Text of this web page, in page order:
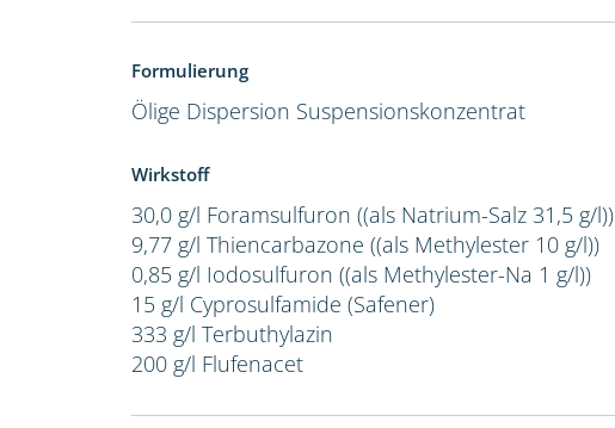
Formulierung
Ölige Dispersion Suspensionskonzentrat
Wirkstoff
30,0 g/l Foramsulfuron ((als Natrium-Salz 31,5 g/l))
9,77 g/l Thiencarbazone ((als Methylester 10 g/l))
0,85 g/l Iodosulfuron ((als Methylester-Na 1 g/l))
15 g/l Cyprosulfamide (Safener)
333 g/l Terbuthylazin
200 g/l Flufenacet